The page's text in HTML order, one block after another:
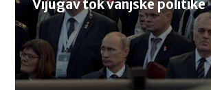
Vijugav tok vanjske politike